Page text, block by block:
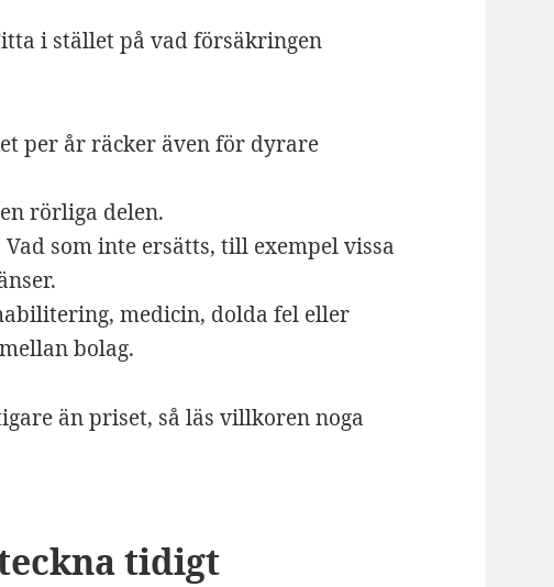
i stället på vad försäkringen
per år räcker även för dyrare
rörliga delen.
Vad som inte ersätts, till exempel vissa
medicin, dolda fel eller
bolag.
än priset, så läs villkoren noga
tidigt